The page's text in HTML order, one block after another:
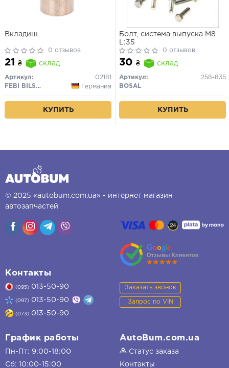
Вкладиш
0 отзывов
21 ₴ склад
Артикул:
02181
FEBI BILSTEIN
Германия
КУПИТЬ
Болт, система выпуска M8
L:35
0 отзывов
30 ₴ склад
Артикул:
258-835
BOSAL
КУПИТЬ
© 2025 «autobum.com.ua» - интернет магазин
автозапчастей
Контакты
(095) 013-50-90
(097) 013-50-90
(073) 013-50-90
Заказать звонок
Запрос по VIN
График работы
Пн-Пт: 9:00-18:00
Сб: 10:00-15:00
AutoBum.com.ua
Статус заказа
Контакты